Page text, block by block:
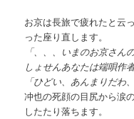
お京は長旅で疲れたと云
った座り直します。
「、、、いまのお京さん
しょせんあなたは端唄作
「ひどい、あんまりだわ
冲也の死顔の目尻から涙
したたり落ちます。